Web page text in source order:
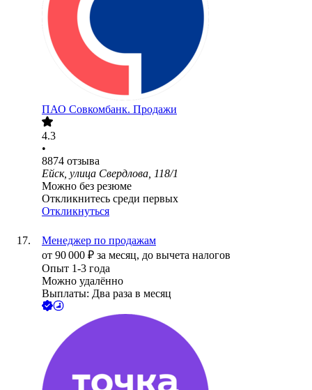
ПАО Совкомбанк. Продажи
4.3
•
8874 отзыва
Ейск, улица Свердлова, 118/1
Можно без резюме
Откликнитесь среди первых
Откликнуться
Менеджер по продажам
от 90 000 ₽ за месяц, до вычета налогов
Опыт 1-3 года
Можно удалённо
Выплаты: Два раза в месяц